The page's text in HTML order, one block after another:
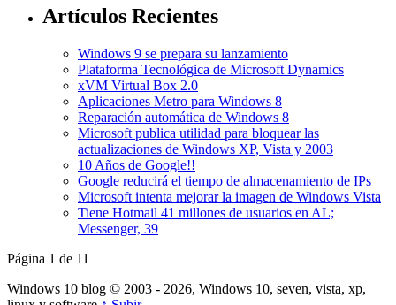
Artículos Recientes
Windows 9 se prepara su lanzamiento
Plataforma Tecnológica de Microsoft Dynamics
xVM Virtual Box 2.0
Aplicaciones Metro para Windows 8
Reparación automática de Windows 8
Microsoft publica utilidad para bloquear las
actualizaciones de Windows XP, Vista y 2003
10 Años de Google!!
Google reducirá el tiempo de almacenamiento de IPs
Microsoft intenta mejorar la imagen de Windows Vista
Tiene Hotmail 41 millones de usuarios en AL;
Messenger, 39
Página 1 de 11
Windows 10 blog © 2003 - 2026, Windows 10, seven, vista, xp,